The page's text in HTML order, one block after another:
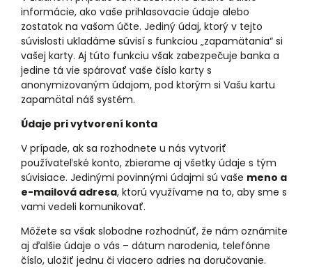
informácie, ako vaše prihlasovacie údaje alebo
zostatok na vašom účte. Jediný údaj, ktorý v tejto
súvislosti ukladáme súvisí s funkciou „zapamätania“ si
vašej karty. Aj túto funkciu však zabezpečuje banka a
jedine tá vie spárovať vaše číslo karty s
anonymizovaným údajom, pod ktorým si Vašu kartu
zapamätal náš systém.
Údaje pri vytvorení konta
V prípade, ak sa rozhodnete u nás vytvoriť
používateľské konto, zbierame aj všetky údaje s tým
súvisiace. Jedinými povinnými údajmi sú vaše meno a
e-mailová adresa, ktorú využívame na to, aby sme s
vami vedeli komunikovať.
Môžete sa však slobodne rozhodnúť, že nám oznámite
aj ďalšie údaje o vás – dátum narodenia, telefónne
číslo, uložiť jednu či viacero adries na doručovanie.